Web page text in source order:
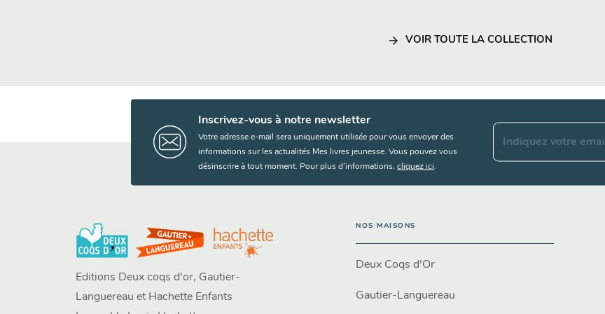
arrow_forward VOIR TOUTE LA COLLECTION
Inscrivez-vous à notre newsletter
Votre adresse e-mail sera uniquement utilisée pour vous envoyer des
informations sur les actualités Mes livres jeunesse. Vous pouvez vous
désinscrire à tout moment. Pour plus d’informations, cliquez ici
Indiquez votre email
Editions Deux coqs d'or, Gautier-
Languereau et Hachette Enfants
NOS MAISONS
Deux Coqs d'Or
Gautier-Languereau